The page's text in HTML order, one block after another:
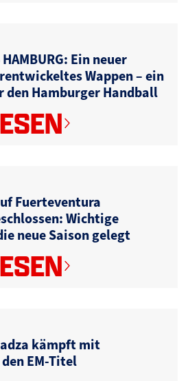
HAMBURG: Ein neuer
Wappen – ein
den Hamburger Handball
Fuerteventura
Wichtige
neue Saison gelegt
kämpft mit
EM-Titel